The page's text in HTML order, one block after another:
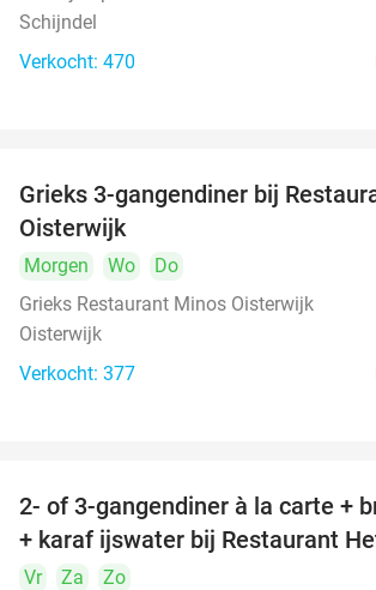
Schijndel
Verkocht: 470
Grieks 3-gangendiner bij
Oisterwijk
Morgen Wo
Do
Grieks Restaurant Minos Oisterwijk
Oisterwijk
Verkocht: 377
2- of 3-gangendiner à la carte +
+ karaf ijswater bij Restaurant
Vr Za
Zo